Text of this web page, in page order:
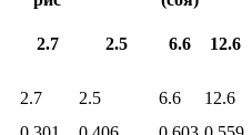
2.7 2.5 6.6 12.6
2.7 2.5 6.6
12.6